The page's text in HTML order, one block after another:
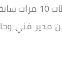
منتخب القاهرة شارك في
مدير